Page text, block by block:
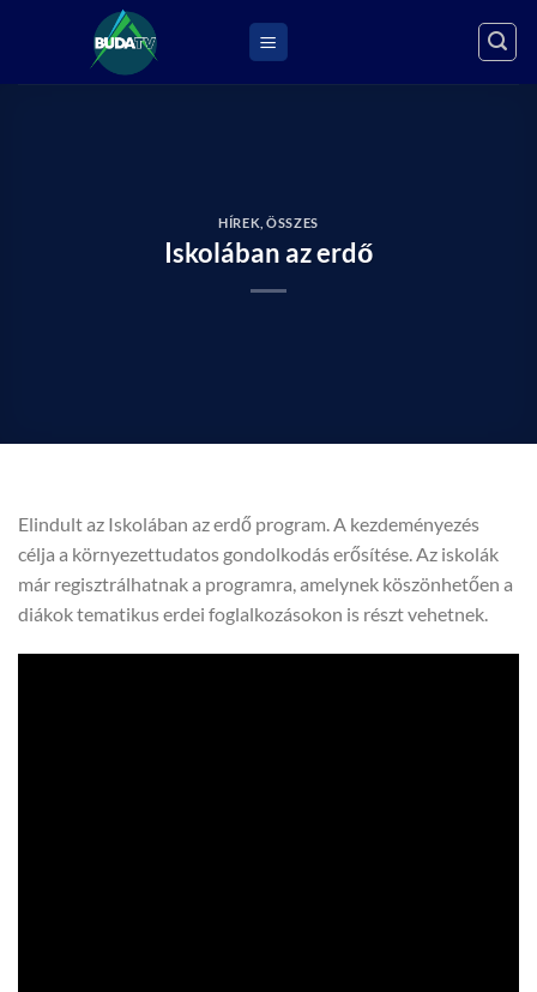
HÍREK ,ÖSSZES
Iskolában az erdő
Elindult az Iskolában az erdő program. A kezdeményezés
célja a környezettudatos gondolkodás erősítése. Az iskolák
már regisztrálhatnak a programra, amelynek köszönhetően a
diákok tematikus erdei foglalkozásokon is részt vehetnek.